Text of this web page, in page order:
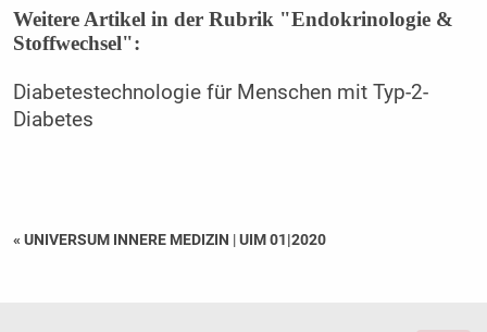
Weitere Artikel in der Rubrik "Endokrinologie &
Stoffwechsel":
Diabetestechnologie für Menschen mit Typ-2-
Diabetes
« UNIVERSUM INNERE MEDIZIN |UIM 01|2020